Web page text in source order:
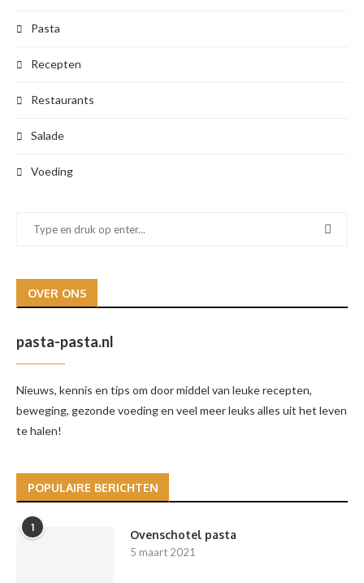
Pasta
Recepten
Restaurants
Salade
Voeding
OVER ONS
pasta-pasta.nl
Nieuws, kennis en tips om door middel van leuke recepten,
beweging, gezonde voeding en veel meer leuks alles uit het leven
te halen!
POPULAIRE BERICHTEN
1
Ovenschotel pasta
5 maart 2021